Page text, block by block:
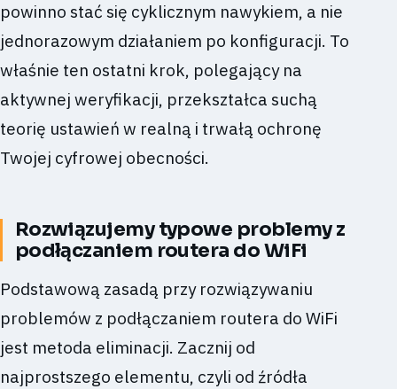
powinno stać się cyklicznym nawykiem, a nie
jednorazowym działaniem po konfiguracji. To
właśnie ten ostatni krok, polegający na
aktywnej weryfikacji, przekształca suchą
teorię ustawień w realną i trwałą ochronę
Twojej cyfrowej obecności.
Rozwiązujemy typowe problemy z
podłączaniem routera do WiFi
Podstawową zasadą przy rozwiązywaniu
problemów z podłączaniem routera do WiFi
jest metoda eliminacji. Zacznij od
najprostszego elementu, czyli od źródła